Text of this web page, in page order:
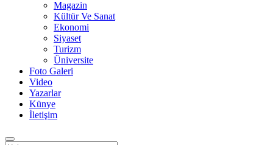
Magazin
Kültür Ve Sanat
Ekonomi
Siyaset
Turizm
Üniversite
Foto Galeri
Video
Yazarlar
Künye
İletişim